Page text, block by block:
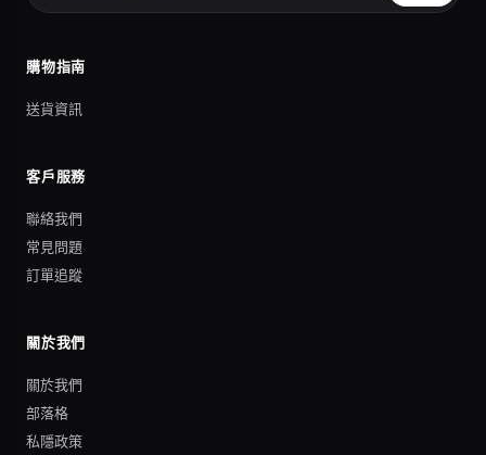
購物指南
送貨資訊
客戶服務
聯絡我們
常見問題
訂單追蹤
關於我們
關於我們
部落格
私隱政策